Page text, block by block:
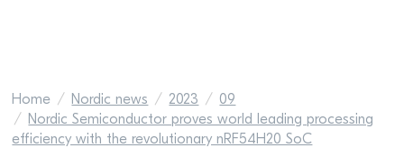
Home Nordic news 2023
09
Nordic Semiconductor proves world leading processing
efficiency with the revolutionary nRF54H20 SoC